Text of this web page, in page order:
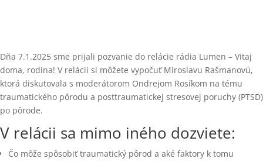
Dňa 7.1.2025 sme prijali pozvanie do relácie rádia Lumen – Vitaj
doma, rodina! V relácii si môžete vypočuť Miroslavu Rašmanovú,
ktorá diskutovala s moderátorom Ondrejom Rosíkom na tému
traumatického pôrodu a posttraumatickej stresovej poruchy (PTSD)
po pôrode.
V relácii sa mimo iného dozviete:
Čo môže spôsobiť traumatický pôrod a aké faktory k tomu